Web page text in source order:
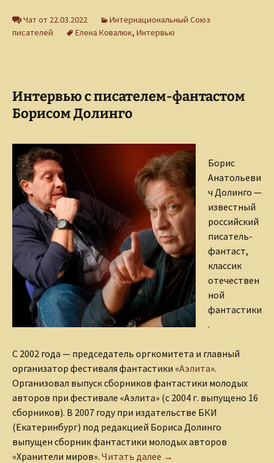
Чат от 22.03.2022
Интернациональный Союз
писателей
Елена Ковалюк, Интервью
Интервью с писателем-фантастом
Борисом Долинго
Борис
Анатольеви
ч Долинго —
известный
российский
писатель-
фантаст,
классик
отечествен
ной
фантастики
.
С 2002 года — председатель оргкомитета и главный
организатор фестиваля фантастики «Аэлита».
Организовал выпуск сборников фантастики молодых
авторов при фестивале «Аэлита» (с 2004 г. выпущено 16
сборников). В 2007 году при издательстве БКИ
(Екатеринбург) под редакцией Бориса Долинго
выпущен сборник фантастики молодых авторов
«Хранители миров». Читать далее Интервью с писателем-
→